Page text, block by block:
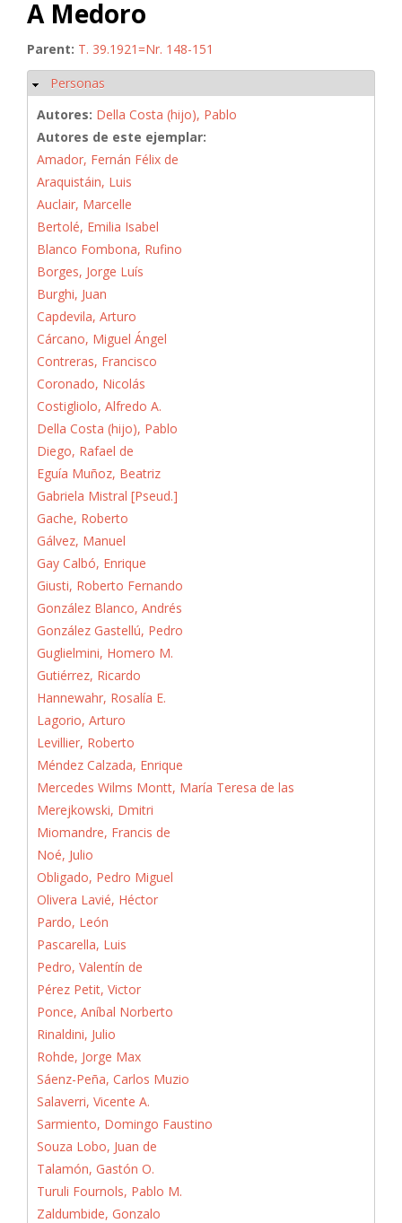
A Medoro
Parent: T. 39.1921=Nr. 148-151
Ocultar
Personas
Autores: Della Costa (hijo), Pablo
Autores de este ejemplar:
Amador, Fernán Félix de
Araquistáin, Luis
Auclair, Marcelle
Bertolé, Emilia Isabel
Blanco Fombona, Rufino
Borges, Jorge Luís
Burghi, Juan
Capdevila, Arturo
Cárcano, Miguel Ángel
Contreras, Francisco
Coronado, Nicolás
Costigliolo, Alfredo A.
Della Costa (hijo), Pablo
Diego, Rafael de
Eguía Muñoz, Beatriz
Gabriela Mistral [Pseud.]
Gache, Roberto
Gálvez, Manuel
Gay Calbó, Enrique
Giusti, Roberto Fernando
González Blanco, Andrés
González Gastellú, Pedro
Guglielmini, Homero M.
Gutiérrez, Ricardo
Hannewahr, Rosalía E.
Lagorio, Arturo
Levillier, Roberto
Méndez Calzada, Enrique
Mercedes Wilms Montt, María Teresa de las
Merejkowski, Dmitri
Miomandre, Francis de
Noé, Julio
Obligado, Pedro Miguel
Olivera Lavié, Héctor
Pardo, León
Pascarella, Luis
Pedro, Valentín de
Pérez Petit, Victor
Ponce, Aníbal Norberto
Rinaldini, Julio
Rohde, Jorge Max
Sáenz-Peña, Carlos Muzio
Salaverri, Vicente A.
Sarmiento, Domingo Faustino
Souza Lobo, Juan de
Talamón, Gastón O.
Turuli Fournols, Pablo M.
Zaldumbide, Gonzalo